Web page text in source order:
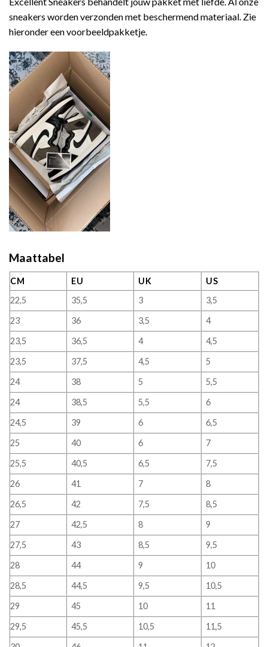
sneakers worden verzonden met beschermend materiaal. Zie
hieronder een voorbeeldpakketje.
Maattabel
CM EU UK
US
22,5
35,5 3
3,5
23
36 3,5
4
23,5
36,5 4
4,5
23,5
37,5 4,5
5
24
38 5
5,5
24
38,5 5,5
6
24,5
39 6
6,5
25
40 6
7
25,5
40,5 6,5
7,5
26
41 7
8
26,5
42 7,5
8,5
27
42,5 8
9
27,5
43 8,5
9,5
28
44 9
10
28,5
44,5 9,5
10,5
29
45 10
11
29,5
45,5 10,5
11,5